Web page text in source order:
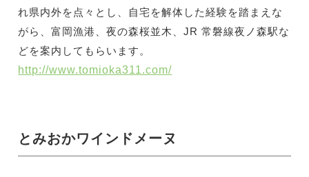
れ県内外を点々とし、自宅を解体した経験を踏まえな
がら、富岡漁港、夜の森桜並木、JR 常磐線夜ノ森駅な
どを案内してもらいます。
http://www.tomioka311.com/
とみおかワインドメーヌ